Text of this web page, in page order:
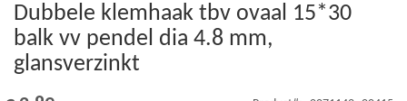
Ga
naar
het
begin
Dubbele klemhaak tbv ovaal 15*30
balk vv pendel dia 4.8 mm,
glansverzinkt